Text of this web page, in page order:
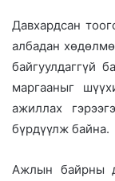
Давхардсан
албадан
байгуулдаггүй
маргааныг
ажиллах
бүрдүүлж байна.
Ажлын байрны